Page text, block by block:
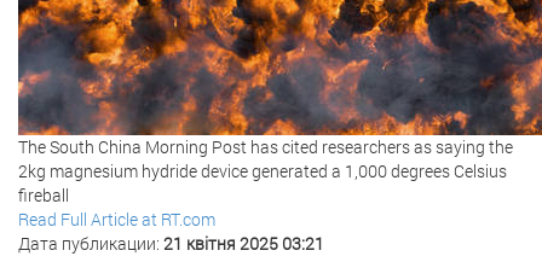
The South China Morning Post has cited researchers as saying the
2kg magnesium hydride device generated a 1,000 degrees Celsius
fireball
Read Full Article at RT.com
Дата публикации: 21 квітня 2025 03:21